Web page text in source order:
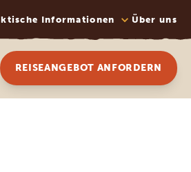
Informationen Über uns
REISEANGEBOT ANFORDERN